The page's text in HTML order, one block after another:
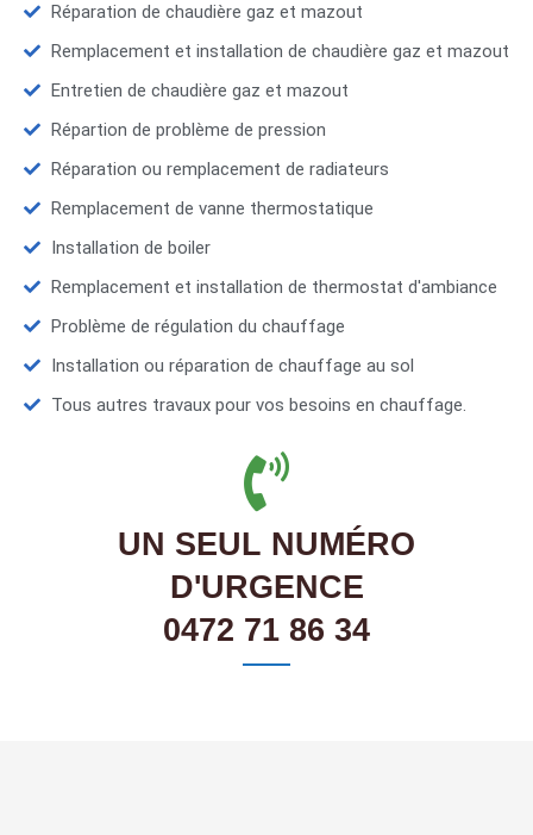
Réparation de chaudière gaz et mazout
Remplacement et installation de chaudière gaz et mazout
Entretien de chaudière gaz et mazout
Répartion de problème de pression
Réparation ou remplacement de radiateurs
Remplacement de vanne thermostatique
Installation de boiler
Remplacement et installation de thermostat d'ambiance
Problème de régulation du chauffage
Installation ou réparation de chauffage au sol
Tous autres travaux pour vos besoins en chauffage.
UN SEUL NUMÉRO
D'URGENCE
0472 71 86 34